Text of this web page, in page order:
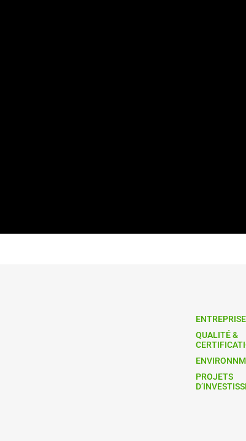
ENTREPRISE
QUALITÉ &
PROJETS